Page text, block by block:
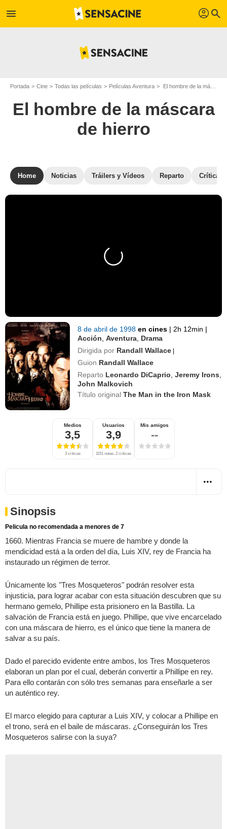
menu profil search
Portada Cine Todas las películas Películas Aventura El hombre de la máscara de hierro
El hombre de la máscara
de hierro
Home Noticias Tráilers y Vídeos Reparto Críticas
8 de abril de 1998en cines | 2h 12min |
Acción ,Aventura Drama
Dirigida por Randall Wallace |
Guion Randall Wallace
Reparto Leonardo DiCaprio ,Jeremy Irons
John Malkovich
Título originalThe Man in the Iron Mask
Medios
3,5
3 críticas
Usuarios
3,9
1151 notas, 2 críticas
Mis amigos
--
Sinopsis
Pelicula no recomendada a menores de 7
1660. Mientras Francia se muere de hambre y donde la
mendicidad está a la orden del día, Luis XIV, rey de Francia ha
instaurado un régimen de terror.
Únicamente los "Tres Mosqueteros" podrán resolver esta
injusticia, para lograr acabar con esta situación descubren que su
hermano gemelo, Phillipe esta prisionero en la Bastilla. La
salvación de Francia está en juego. Phillipe, que vive encarcelado
con una máscara de hierro, es el único que tiene la manera de
salvar a su país.
Dado el parecido evidente entre ambos, los Tres Mosqueteros
elaboran un plan por el cual, deberán convertir a Phillipe en rey.
Para ello contarán con sólo tres semanas para enseñarle a ser
un auténtico rey.
El marco elegido para capturar a Luis XIV, y colocar a Phillipe en
el trono, será en el baile de máscaras. ¿Conseguirán los Tres
Mosqueteros salirse con la suya?